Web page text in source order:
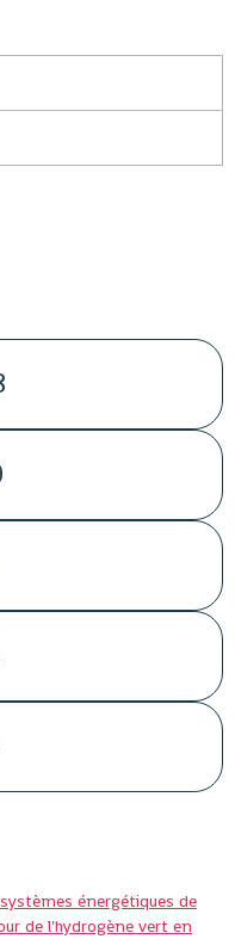
énergétiques de
de l'hydrogène vert en